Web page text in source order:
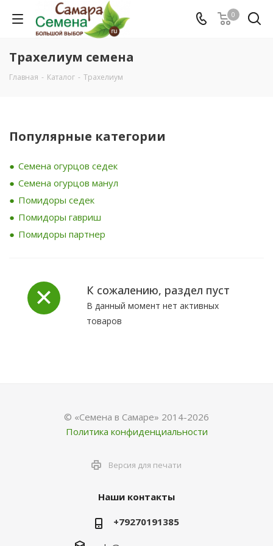
0
Трахелиум семена
Главная - Каталог - Трахелиум
Популярные категории
Семена огурцов седек
Семена огурцов манул
Помидоры седек
Помидоры гавриш
Помидоры партнер
К сожалению, раздел пуст
В данный момент нет активных
товаров
© «Семена в Самаре» 2014-2026
Политика конфиденциальности
Версия для печати
Наши контакты
+79270191385